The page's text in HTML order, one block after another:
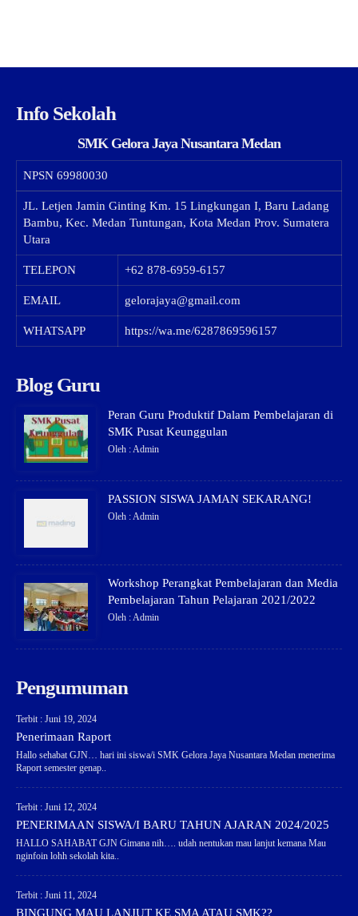
Info Sekolah
SMK Gelora Jaya Nusantara Medan
NPSN 69980030
JL. Letjen Jamin Ginting Km. 15 Lingkungan I, Baru Ladang
Bambu, Kec. Medan Tuntungan, Kota Medan Prov. Sumatera
Utara
TELEPON +62 878-6959-6157
EMAIL gelorajaya@gmail.com
WHATSAPP https://wa.me/6287869596157
Blog Guru
Peran Guru Produktif Dalam Pembelajaran di
SMK Pusat Keunggulan
Oleh : Admin
PASSION SISWA JAMAN SEKARANG!
Oleh : Admin
Workshop Perangkat Pembelajaran dan Media
Pembelajaran Tahun Pelajaran 2021/2022
Oleh : Admin
Pengumuman
Terbit : Juni 19, 2024
Penerimaan Raport
Hallo sehabat GJN… hari ini siswa/i SMK Gelora Jaya Nusantara Medan menerima
Raport semester genap..
Terbit : Juni 12, 2024
PENERIMAAN SISWA/I BARU TAHUN AJARAN 2024/2025
HALLO SAHABAT GJN Gimana nih…. udah nentukan mau lanjut kemana Mau
nginfoin lohh sekolah kita..
Terbit : Juni 11, 2024
BINGUNG MAU LANJUT KE SMA ATAU SMK??